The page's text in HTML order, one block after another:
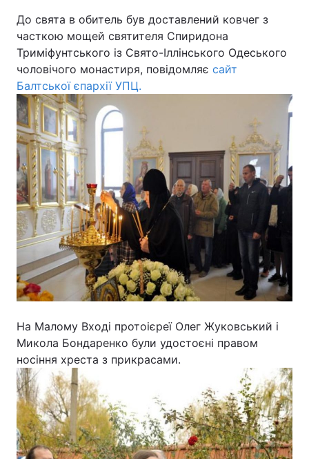
Техно і зв'язок Лайт
Зброя Інциденти
Здоров'я Туризм
Цікавинки
Відео з Youtube Статті
Інтерв'ю Думки
Архів Вакансії
Контакти
ПОСЛУГИ
Реклама на сайті Фотобанк
Моніторинг Пресцентр
До свята в обитель був доставлений ковчег з
часткою мощей святителя Спиридона
Триміфунтського із Свято-Іллінського Одеського
чоловічого монастиря, повідомляє сайт
Балтської єпархії УПЦ.
На Малому Вході протоієреї Олег Жуковський і
Микола Бондаренко були удостоєні правом
носіння хреста з прикрасами.